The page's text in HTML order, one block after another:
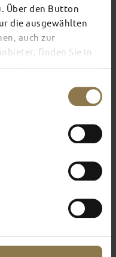
Über den Button
die ausgewählten
auch zur
finden Sie in
on in Fulda:
a fun-filled
– this is the
and